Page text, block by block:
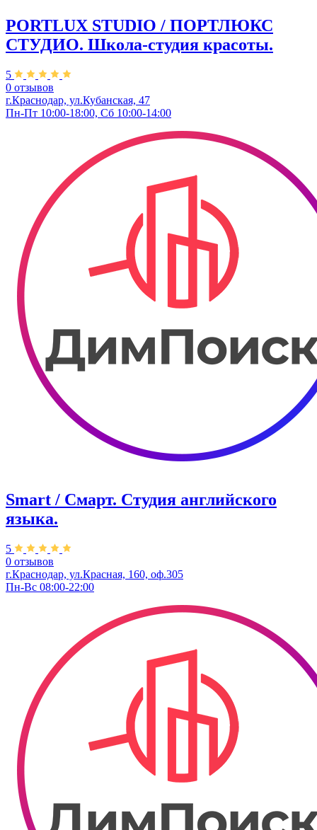
PORTLUX STUDIO / ПОРТЛЮКС
СТУДИО. Школа-студия красоты.
5
0 отзывов
г.Краснодар, ул.Кубанская, 47
Пн-Пт 10:00-18:00, Сб 10:00-14:00
Smart / Смарт. Студия английского
языка.
5
0 отзывов
г.Краснодар, ул.Красная, 160, оф.305
Пн-Вс 08:00-22:00